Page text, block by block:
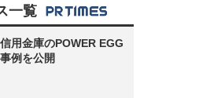
一覧
用金庫のPOWER EGG
例を公開